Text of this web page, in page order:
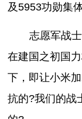
及5953功勋集体
志愿军战
在建国之初国
下，即让小米
抗的?我们的战